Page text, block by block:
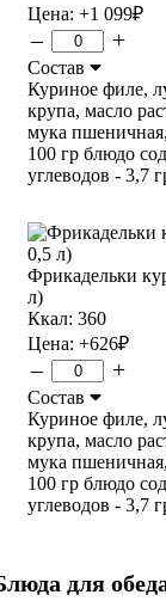
Цена: +1 099₽
– +
Состав
Куриное филе,
крупа, масло
мука
100 гр блюдо
углеводов - 3,7
Фрикадельки
л)
Ккал: 360
Цена: +626₽
– +
Состав
Куриное филе,
крупа, масло
мука
100 гр блюдо
углеводов - 3,7
для